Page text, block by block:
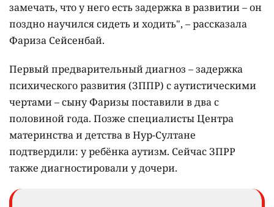
замечать, что у него есть задержка в развитии – он
поздно научился сидеть и ходить", – рассказала
Фариза Сейсенбай.
Первый предварительный диагноз – задержка
психического развития (ЗППР) с аутистическими
чертами – сыну Фаризы поставили в два с
половиной года. Позже специалисты Центра
материнства и детства в Нур-Султане
подтвердили: у ребёнка аутизм. Сейчас ЗПРР
также диагностировали у дочери.